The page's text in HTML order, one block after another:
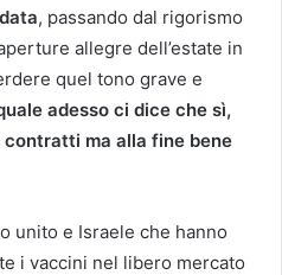
, passando dal rigorismo
allegre dell’estate in
quel tono grave e
adesso ci dice che sì,
contratti ma alla fine bene
unito e Israele che hanno
i vaccini nel libero mercato